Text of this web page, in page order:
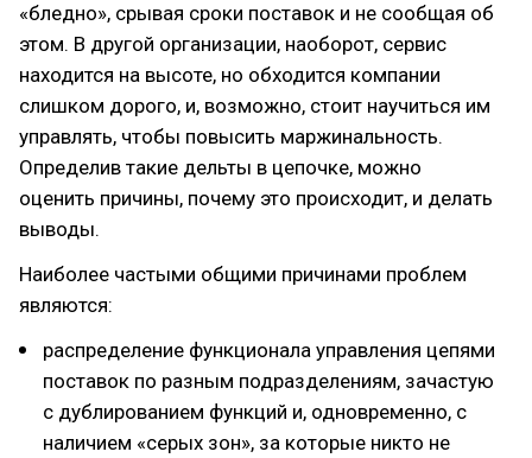
«бледно», срывая сроки поставок и не сообщая об
этом. В другой организации, наоборот, сервис
находится на высоте, но обходится компании
слишком дорого, и, возможно, стоит научиться им
управлять, чтобы повысить маржинальность.
Определив такие дельты в цепочке, можно
оценить причины, почему это происходит, и делать
выводы.
Наиболее частыми общими причинами проблем
являются:
распределение функционала управления цепями
поставок по разным подразделениям, зачастую
с дублированием функций и, одновременно, с
наличием «серых зон», за которые никто не